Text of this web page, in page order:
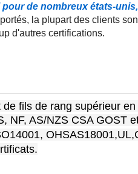
pour de nombreux états-
la plupart des clients
d'autres certifications.
fils de rang supérieur
NF, AS/NZS CSA GOST
, OHSAS18001,UL,